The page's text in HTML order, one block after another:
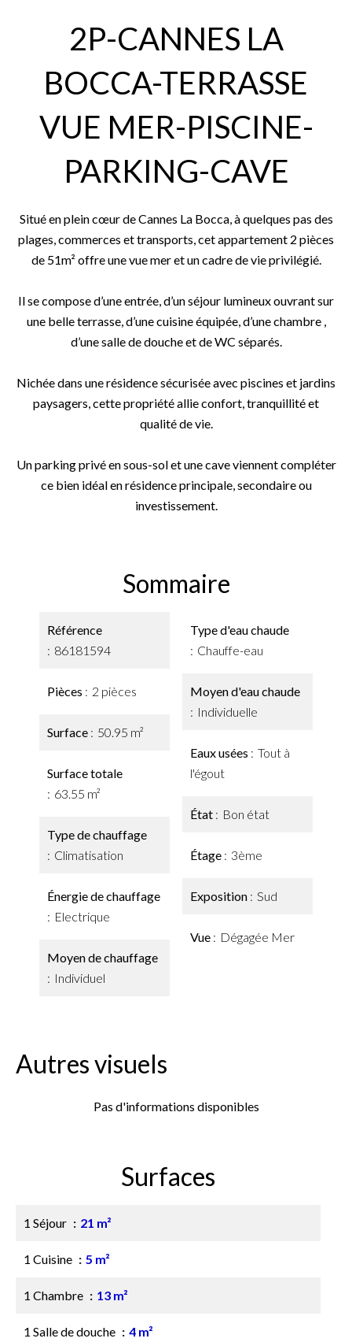
2P-CANNES LA
BOCCA-TERRASSE
VUE MER-PISCINE-
PARKING-CAVE
Situé en plein cœur de Cannes La Bocca, à quelques pas des
plages, commerces et transports, cet appartement 2 pièces
de 51m² offre une vue mer et un cadre de vie privilégié.
Il se compose d’une entrée, d’un séjour lumineux ouvrant sur
une belle terrasse, d’une cuisine équipée, d’une chambre ,
d’une salle de douche et de WC séparés.
Nichée dans une résidence sécurisée avec piscines et jardins
paysagers, cette propriété allie confort, tranquillité et
qualité de vie.
Un parking privé en sous-sol et une cave viennent compléter
ce bien idéal en résidence principale, secondaire ou
investissement.
Sommaire
Référence
86181594
Pièces 2 pièces
Surface 50.95 m²
Surface totale
63.55 m²
Type de chauffage
Climatisation
Énergie de chauffage
Electrique
Moyen de chauffage
Individuel
Type d'eau chaude
Chauffe-eau
Moyen d'eau chaude
Individuelle
Eaux usées
Tout à
l'égout
État Bon état
Étage 3ème
Exposition Sud
Vue Dégagée Mer
Autres visuels
Pas d'informations disponibles
Surfaces
1 Séjour 21 m²
1 Cuisine 5 m²
1 Chambre 13 m²
1 Salle de douche 4 m²